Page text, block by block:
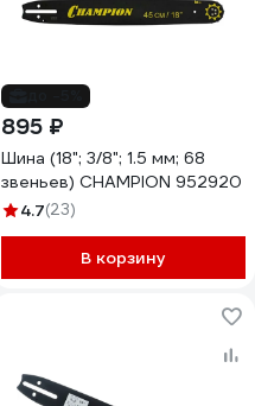
895 ₽
Шина (18"; 3/8"; 1.5 мм; 68
звеньев) CHAMPION 952920
4.7(23)
В корзину